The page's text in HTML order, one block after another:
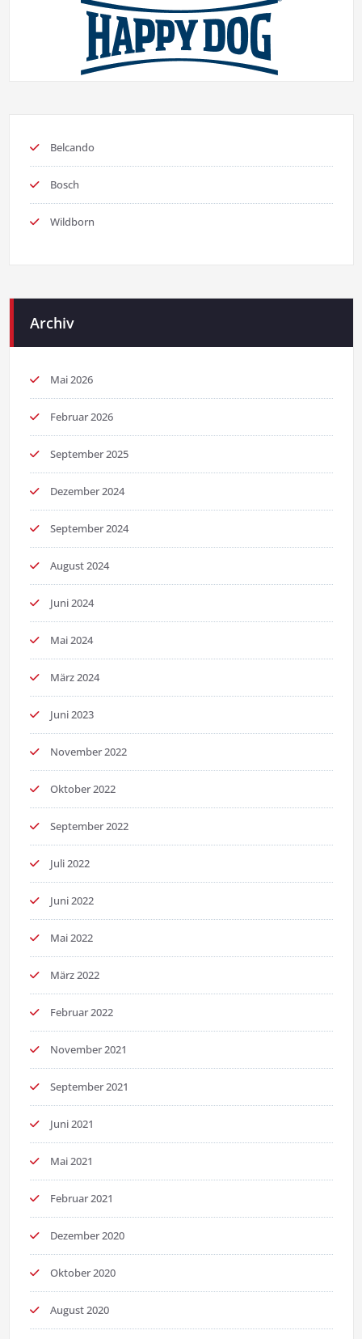
Belcando
Bosch
Wildborn
Archiv
Mai 2026
Februar 2026
September 2025
Dezember 2024
September 2024
August 2024
Juni 2024
Mai 2024
März 2024
Juni 2023
November 2022
Oktober 2022
September 2022
Juli 2022
Juni 2022
Mai 2022
März 2022
Februar 2022
November 2021
September 2021
Juni 2021
Mai 2021
Februar 2021
Dezember 2020
Oktober 2020
August 2020